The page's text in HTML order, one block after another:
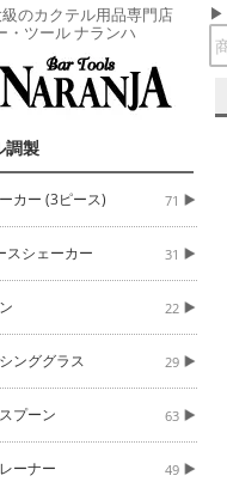
のカクテル用品専門店
・ツール ナランハ
調製
カー (3ピース) 71
スシェーカー 31
22
ンググラス 29
プーン 63
ーナー 49